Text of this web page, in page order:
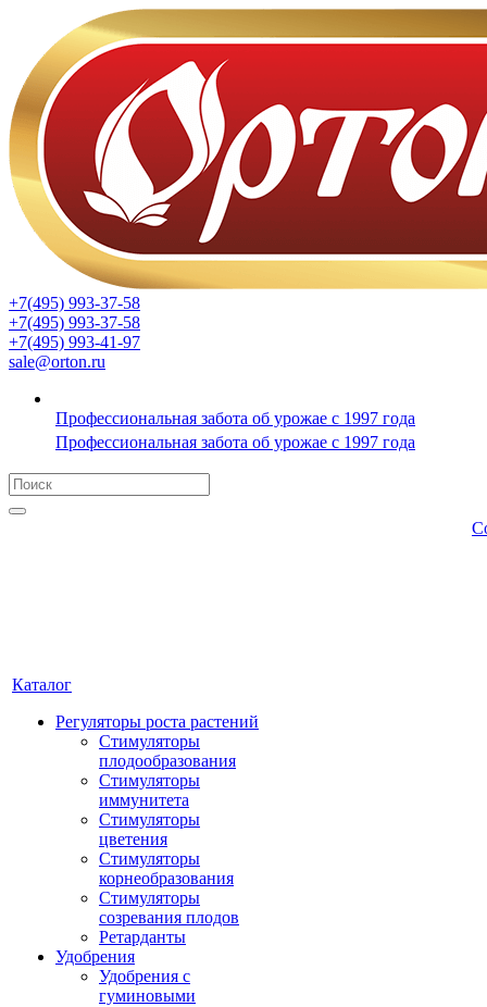
+7(495) 993-37-58
+7(495) 993-37-58
+7(495) 993-41-97
sale@orton.ru
Профессиональная забота об урожае с 1997 года
Профессиональная забота об урожае с 1997 года
Каталог
Регуляторы роста растений
Стимуляторы
плодообразования
Стимуляторы
иммунитета
Стимуляторы
цветения
Стимуляторы
корнеобразования
Стимуляторы
созревания плодов
Ретарданты
Удобрения
Удобрения с
гуминовыми